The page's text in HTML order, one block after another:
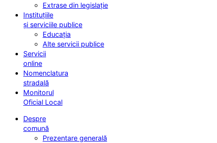
Extrase din legislație
Instituțiile
și serviciile publice
Educația
Alte servicii publice
Servicii
online
Nomenclatura
stradală
Monitorul
Oficial Local
Despre
comună
Prezentare generală